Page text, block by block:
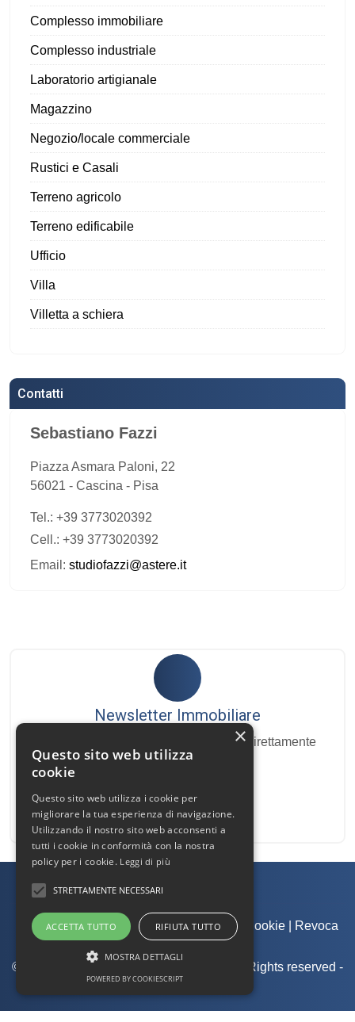
Complesso immobiliare
Complesso industriale
Laboratorio artigianale
Magazzino
Negozio/locale commerciale
Rustici e Casali
Terreno agricolo
Terreno edificabile
Ufficio
Villa
Villetta a schiera
Contatti
Sebastiano Fazzi
Piazza Asmara Paloni, 22
56021 - Cascina - Pisa
Tel.: +39 3773020392
Cell.: +39 3773020392
Email: studiofazzi@astere.it
Newsletter Immobiliare
Ricevi le nostre proposte immobiliari direttamente
nella tua email!
Admin|Informativa Privacy|Informativa Cookie|
Revoca
Consensi
© Copyright 2026 - Sebastiano Fazzi - All Rights reserved -
Part. IVA 02303230508
.
×
Questo sito web utilizza
cookie
Questo sito web utilizza i cookie per
migliorare la tua esperienza di navigazione.
Utilizzando il nostro sito web acconsenti a
tutti i cookie in conformità con la nostra
policy per i cookie. Leggi di più
STRETTAMENTE NECESSARI
ACCETTA TUTTO RIFIUTA TUTTO
MOSTRA DETTAGLI
POWERED BY COOKIESCRIPT